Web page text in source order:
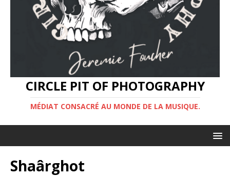
CIRCLE PIT OF PHOTOGRAPHY
MÉDIAT CONSACRÉ AU MONDE DE LA MUSIQUE.
Shaârghot